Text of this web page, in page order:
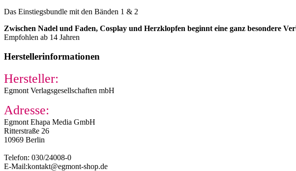
Das Einstiegsbundle mit den Bänden 1 & 2
Zwischen Nadel und Faden, Cosplay und Herzklopfen beginnt eine ganz besondere
Empfohlen ab 14 Jahren
Herstellerinformationen
Hersteller:
Egmont Verlagsgesellschaften mbH
Adresse:
Egmont Ehapa Media GmbH
Ritterstraße 26
10969 Berlin
Telefon: 030/24008-0
E-Mail:kontakt@egmont-shop.de